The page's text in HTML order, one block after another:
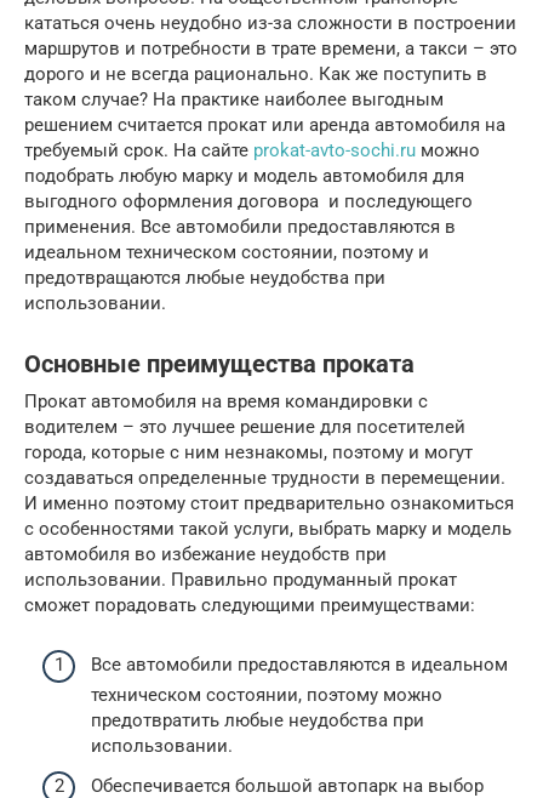
кататься очень неудобно из-за сложности в построении
маршрутов и потребности в трате времени, а такси – это
дорого и не всегда рационально. Как же поступить в
таком случае? На практике наиболее выгодным
решением считается прокат или аренда автомобиля на
требуемый срок. На сайте prokat-avto-sochi.ru можно
подобрать любую марку и модель автомобиля для
выгодного оформления договора и последующего
применения. Все автомобили предоставляются в
идеальном техническом состоянии, поэтому и
предотвращаются любые неудобства при
использовании.
Основные преимущества проката
Прокат автомобиля на время командировки с
водителем – это лучшее решение для посетителей
города, которые с ним незнакомы, поэтому и могут
создаваться определенные трудности в перемещении.
И именно поэтому стоит предварительно ознакомиться
с особенностями такой услуги, выбрать марку и модель
автомобиля во избежание неудобств при
использовании. Правильно продуманный прокат
сможет порадовать следующими преимуществами:
Все автомобили предоставляются в идеальном
техническом состоянии, поэтому можно
предотвратить любые неудобства при
использовании.
Обеспечивается большой автопарк на выбор